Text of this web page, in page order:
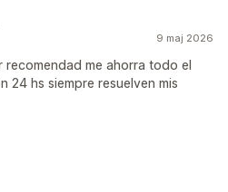
9 maj 2026
recomendad me ahorra todo el
24 hs siempre resuelven mis